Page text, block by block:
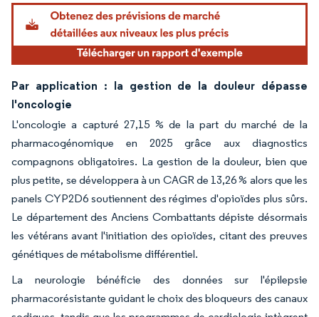
Par application : la gestion de la douleur dépasse
l'oncologie
L'oncologie a capturé 27,15 % de la part du marché de la
pharmacogénomique en 2025 grâce aux diagnostics
compagnons obligatoires. La gestion de la douleur, bien que
plus petite, se développera à un CAGR de 13,26 % alors que les
panels CYP2D6 soutiennent des régimes d'opioïdes plus sûrs.
Le département des Anciens Combattants dépiste désormais
les vétérans avant l'initiation des opioïdes, citant des preuves
génétiques de métabolisme différentiel.
La neurologie bénéficie des données sur l'épilepsie
pharmacorésistante guidant le choix des bloqueurs des canaux